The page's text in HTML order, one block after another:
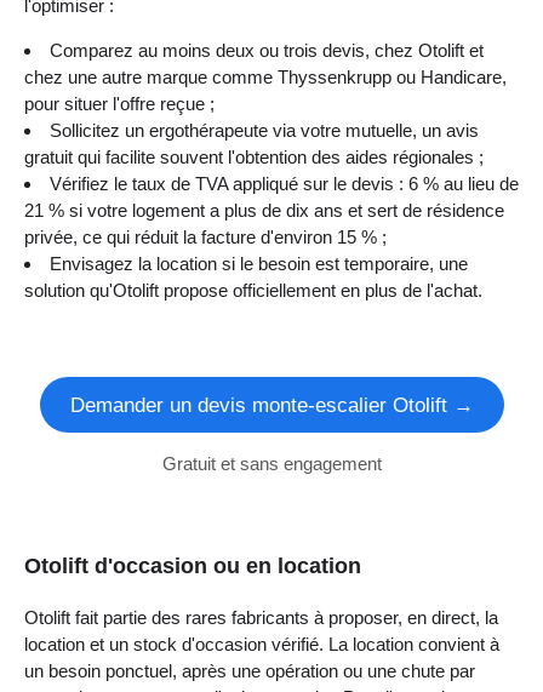
l'optimiser :
Comparez au moins deux ou trois devis, chez Otolift et
chez une autre marque comme Thyssenkrupp ou Handicare,
pour situer l'offre reçue ;
Sollicitez un ergothérapeute via votre mutuelle, un avis
gratuit qui facilite souvent l'obtention des aides régionales ;
Vérifiez le taux de TVA appliqué sur le devis : 6 % au lieu de
21 % si votre logement a plus de dix ans et sert de résidence
privée, ce qui réduit la facture d'environ 15 % ;
Envisagez la location si le besoin est temporaire, une
solution qu'Otolift propose officiellement en plus de l'achat.
Demander un devis monte-escalier Otolift →
Gratuit et sans engagement
Otolift d'occasion ou en location
Otolift fait partie des rares fabricants à proposer, en direct, la
location et un stock d'occasion vérifié. La location convient à
un besoin ponctuel, après une opération ou une chute par